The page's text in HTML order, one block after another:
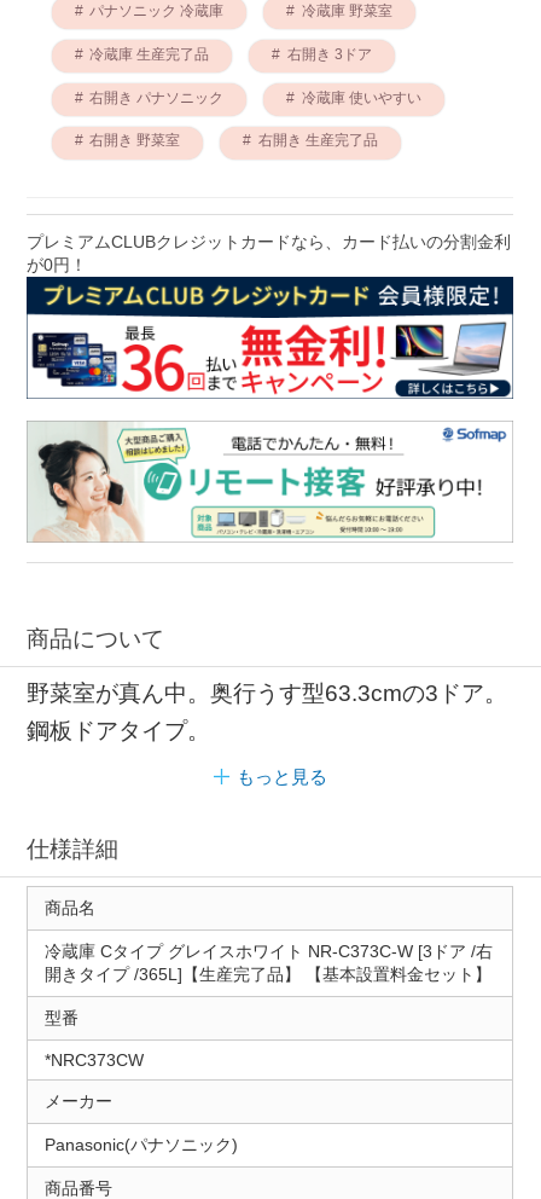
パナソニック 冷蔵庫 冷蔵庫 野菜室
冷蔵庫 生産完了品 右開き 3ドア
右開き パナソニック 冷蔵庫 使いやすい
右開き 野菜室 右開き 生産完了品
プレミアムCLUBクレジットカードなら、カード払いの分割金利
が0円！
商品について
野菜室が真ん中。奥行うす型63.3cmの3ドア。
鋼板ドアタイプ。
もっと見る
仕様詳細
商品名
冷蔵庫 Cタイプ グレイスホワイト NR-C373C-W [3ドア /右
開きタイプ /365L]【生産完了品】 【基本設置料金セット】
型番
*NRC373CW
メーカー
Panasonic(パナソニック)
商品番号